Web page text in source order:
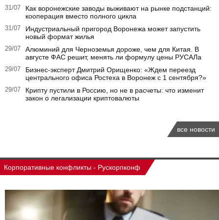
31/07
Как воронежские заводы выживают на рынке подстанций:
кооперация вместо полного цикла
31/07
Индустриальный пригород Воронежа может запустить
новый формат жилья
29/07
Алюминий для Черноземья дороже, чем для Китая. В
августе ФАС решит, менять ли формулу цены РУСАЛа
29/07
Бизнес-эксперт Дмитрий Орищенко: «Ждем переезд
центрального офиса Ростеха в Воронеж с 1 сентября?»
29/07
Крипту пустили в Россию, но не в расчеты: что изменит
закон о легализации криптовалюты
все новости
Корпоративные конфликты - Рускорпконф